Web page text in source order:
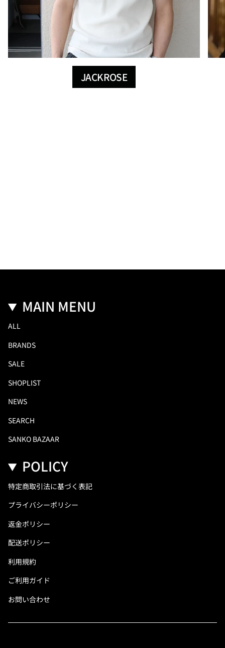
JACKROSE
MAIN MENU
ALL
BRANDS
SALE
SHOPLIST
NEWS
SEARCH
SANKO BAZAAR
POLICY
特定商取引法に基づく表記
プライバシーポリシー
返金ポリシー
配送ポリシー
利用規約
ご利用ガイド
お問い合わせ